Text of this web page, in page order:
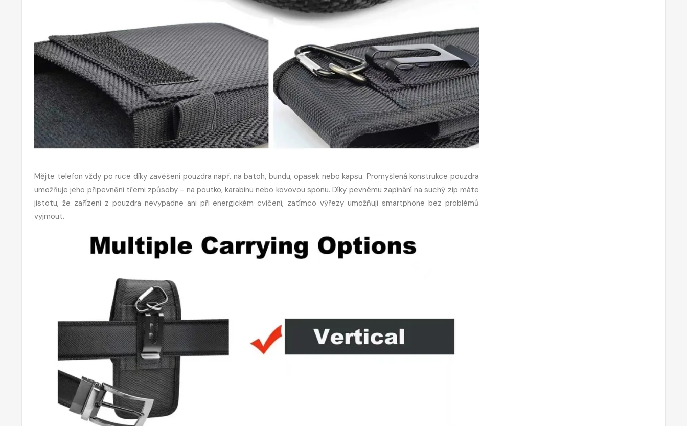
Mějte telefon vždy po ruce díky zavěšení pouzdra např. na batoh, bundu, opasek nebo kapsu. Promyšlená konstrukce pouzdra
umožňuje jeho připevnění třemi způsoby - na poutko, karabinu nebo kovovou sponu. Díky pevnému zapínání na suchý zip máte
jistotu, že zařízení z pouzdra nevypadne ani při energickém cvičení, zatímco výřezy umožňují smartphone bez problémů
vyjmout.